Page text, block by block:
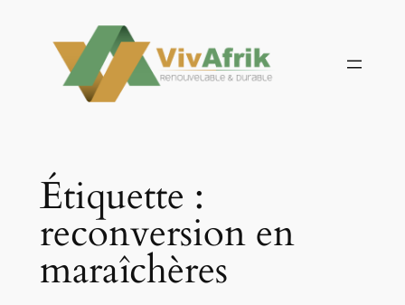
contenu
Étiquette :
reconversion en
maraîchères